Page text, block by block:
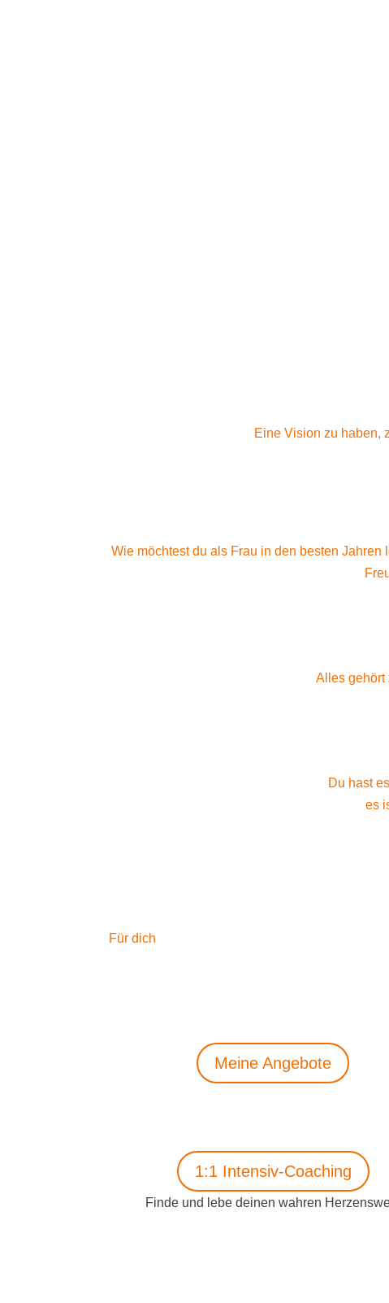
Eine Vision zu haben,
Wie möchtest du als Frau in den besten
Alles gehört
Du hast
es
Für dich
Meine Angebote
1:1 Intensiv-Coaching
Finde und lebe deinen wahren